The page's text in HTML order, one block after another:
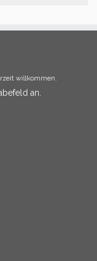
willkommen.
an.